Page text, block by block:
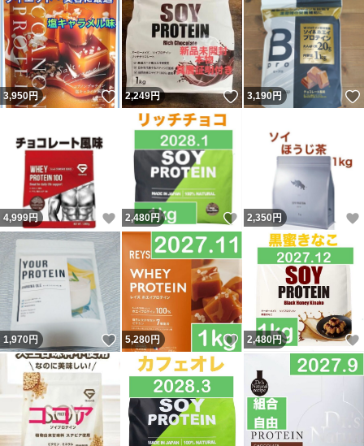
3,950円 いいね！
2,249円 いいね！
3,190円
4,999円 いいね！
2,480円 いいね！
2,350 円
1,970円 いいね！
5,280円 いいね！
2,480円